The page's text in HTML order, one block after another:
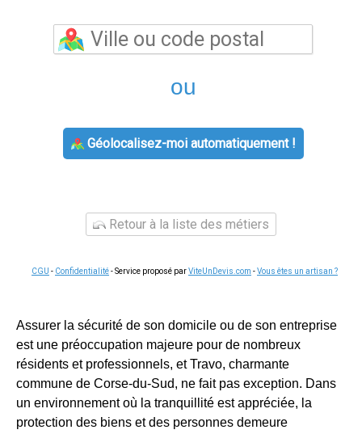
ou
Géolocalisez-moi automatiquement !
Retour à la liste des métiers
CGU - Confidentialité- Service proposé parViteUnDevis.com -Vous êtes un artisan ?
Assurer la sécurité de son domicile ou de son entreprise
est une préoccupation majeure pour de nombreux
résidents et professionnels, et Travo, charmante
commune de Corse-du-Sud, ne fait pas exception. Dans
un environnement où la tranquillité est appréciée, la
protection des biens et des personnes demeure